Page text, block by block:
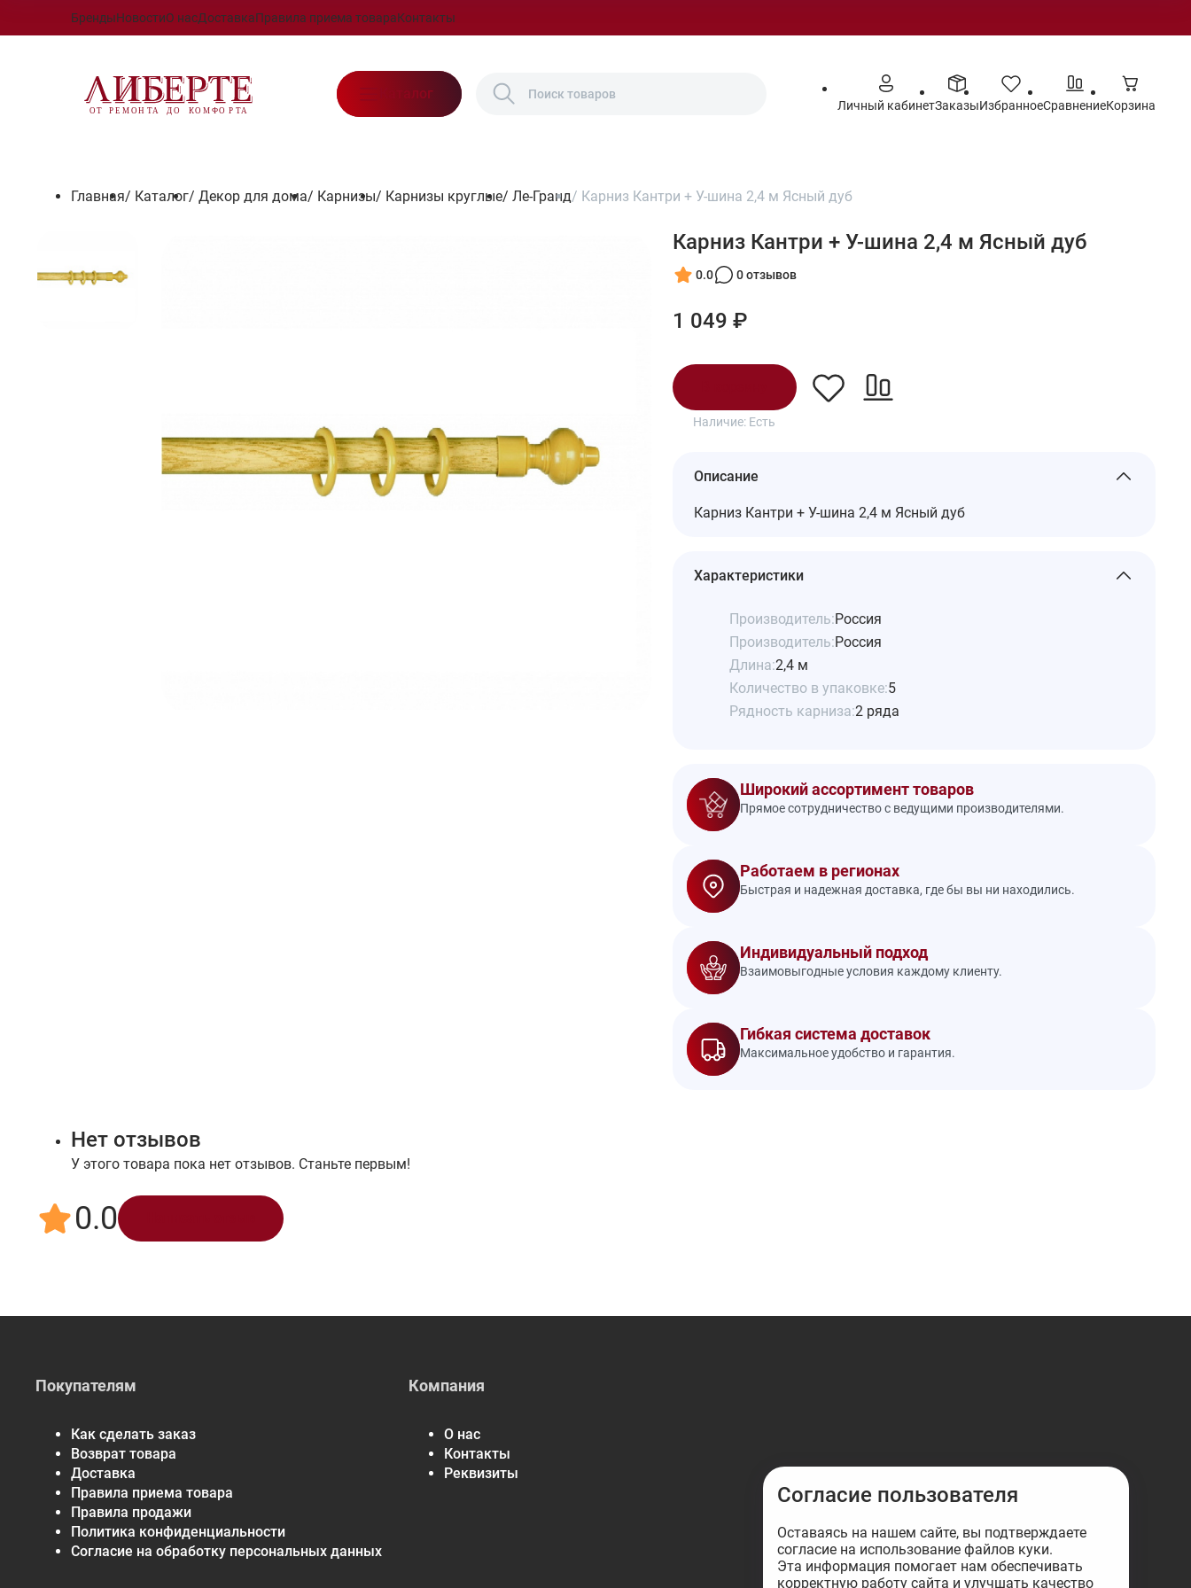
БрендыНовостиО насДоставкаПравила приема товараКонтакты
Каталог
Личный кабинетЗаказыИзбранноеСравнениеКорзина
Главная/ Каталог/ Декор для дома/ Карнизы/ Карнизы круглые/ Ле-Гранд/ Карниз Кантри + У-шина 2,4 м Ясный дуб
Карниз Кантри + У-шина 2,4 м Ясный дуб
0.0 0 отзывов
1 049 ₽
Наличие: Есть
Описание
Карниз Кантри + У-шина 2,4 м Ясный дуб
Характеристики
Производитель:Россия
Производитель:Россия
Длина:2,4 м
Количество в упаковке:5
Рядность карниза:2 ряда
Широкий ассортимент товаров
Прямое сотрудничество с ведущими производителями.
Работаем в регионах
Быстрая и надежная доставка, где бы вы ни находились.
Индивидуальный подход
Взаимовыгодные условия каждому клиенту.
Гибкая система доставок
Максимальное удобство и гарантия.
Нет отзывов
У этого товара пока нет отзывов. Станьте первым!
0.0
Покупателям
Как сделать заказ
Возврат товара
Доставка
Правила приема товара
Правила продажи
Политика конфиденциальности
Согласие на обработку персональных данных
Компания
О нас
Контакты
Реквизиты
Согласие пользователя
Оставаясь на нашем сайте, вы подтверждаете
согласие на использование файлов куки.
Эта информация помогает нам обеспечивать
корректную работу сайта и улучшать качество